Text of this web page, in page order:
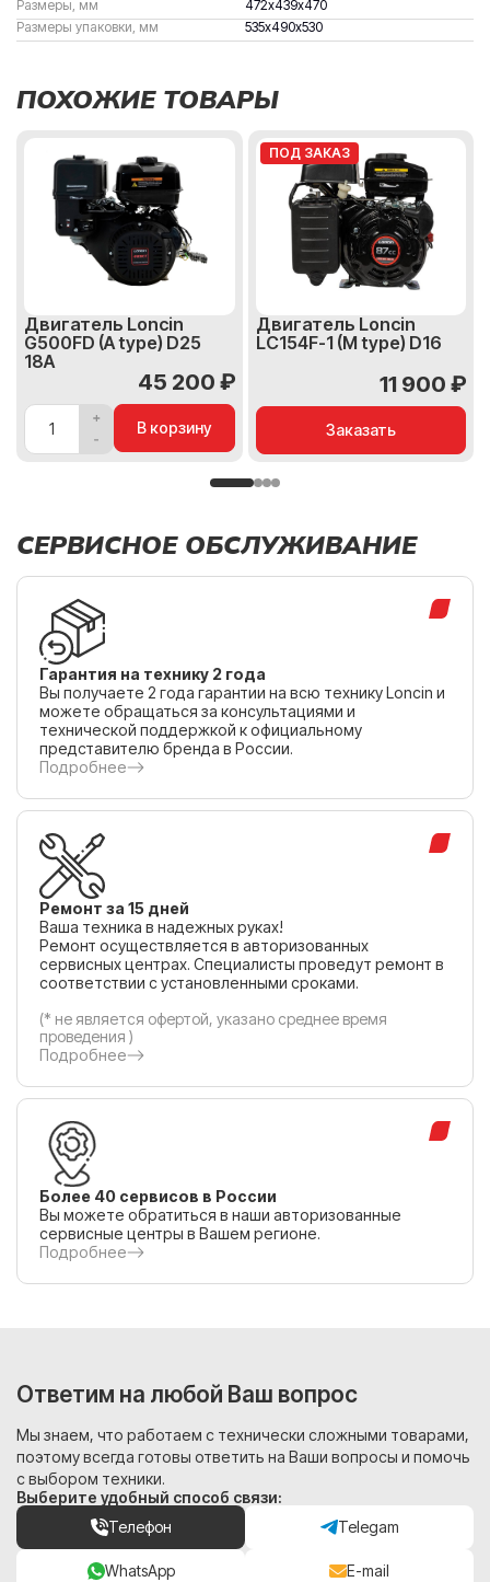
Размеры, мм
472х439х470
Размеры упаковки, мм
535х490х530
ПОХОЖИЕ ТОВАРЫ
Двигатель Loncin
G500FD (A type) D25
18A
45 200 ₽
В корзину
ПОД ЗАКАЗ
Двигатель Loncin
LC154F-1 (M type) D16
11 900 ₽
Заказать
СЕРВИСНОЕ ОБСЛУЖИВАНИЕ
Гарантия на технику 2 года
Вы получаете 2 года гарантии на всю технику Loncin и
можете обращаться за консультациями и
технической поддержкой к официальному
представителю бренда в России.
Подробнее
Ремонт за 15 дней
Ваша техника в надежных руках!
Ремонт осуществляется в авторизованных
сервисных центрах. Специалисты проведут ремонт в
соответствии с установленными сроками.
(* не является офертой, указано среднее время
проведения )
Подробнее
Более 40 сервисов в России
Вы можете обратиться в наши авторизованные
сервисные центры в Вашем регионе.
Подробнее
Ответим на любой Ваш вопрос
Мы знаем, что работаем с технически сложными товарами,
поэтому всегда готовы ответить на Ваши вопросы и помочь
с выбором техники.
Выберите удобный способ связи:
Телефон
Telegam
WhatsApp E-mail